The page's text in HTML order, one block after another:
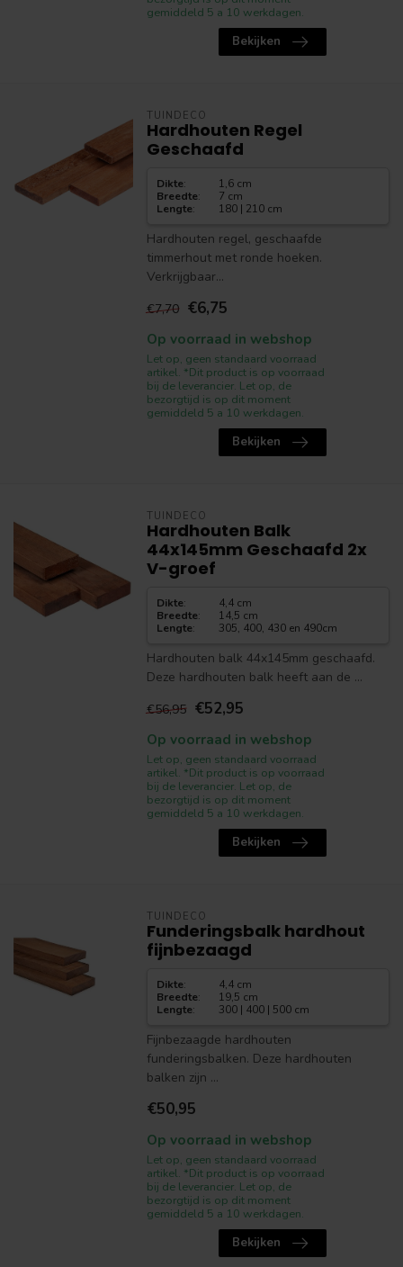
gemiddeld 5 a 10 werkdagen.
Bekijken
TUINDECO
Hardhouten Regel
Geschaafd
Dikte:
1,6 cm
Breedte:
7 cm
Lengte: 180 | 210 cm
Hardhouten regel, geschaafde
timmerhout met ronde hoeken.
Verkrijgbaar...
€7,70 €6,75
Op voorraad in webshop
Let op, geen standaard voorraad
artikel. *Dit product is op voorraad
bij de leverancier. Let op, de
bezorgtijd is op dit moment
gemiddeld 5 a 10 werkdagen.
Bekijken
TUINDECO
Hardhouten Balk
44x145mm Geschaafd 2x
V-groef
Dikte:
4,4 cm
Breedte:
14,5 cm
Lengte: 305, 400, 430 en 490cm
Hardhouten balk 44x145mm geschaafd.
Deze hardhouten balk heeft aan de ...
€56,95 €52,95
Op voorraad in webshop
Let op, geen standaard voorraad
artikel. *Dit product is op voorraad
bij de leverancier. Let op, de
bezorgtijd is op dit moment
gemiddeld 5 a 10 werkdagen.
Bekijken
TUINDECO
Funderingsbalk hardhout
fijnbezaagd
Dikte:
4,4 cm
Breedte:
19,5 cm
Lengte: 300 | 400 | 500 cm
Fijnbezaagde hardhouten
funderingsbalken. Deze hardhouten
balken zijn ...
€50,95
Op voorraad in webshop
Let op, geen standaard voorraad
artikel. *Dit product is op voorraad
bij de leverancier. Let op, de
bezorgtijd is op dit moment
gemiddeld 5 a 10 werkdagen.
Bekijken